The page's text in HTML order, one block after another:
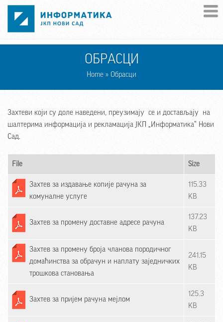
Skip to main content
ОБРАСЦИ
Home » Обрасци
Захтеви који су доле наведени, преузимају се и достављају на
шалтерима информација и рекламација ЈКП „Информатика“ Нови
Сад.
File Size
Захтев за издавање копије рачуна за
комуналне услуге
115.33
KB
Захтев за промену доставне адресе рачуна
137.23
KB
Захтев за промену броја чланова породичног
домаћинства за обрачун и наплату заједничких
трошкова становања
241.15
KB
Захтев за пријем рачуна мејлом
125.3
KB